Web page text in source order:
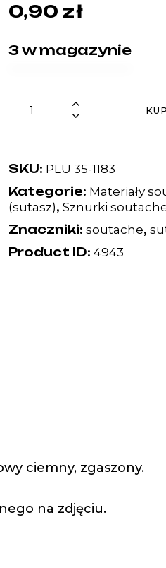
0,90 zł
3 w magazynie
SKU: PLU 35-1183
Kategorie: Materiały
(sutasz), Sznurki
Znaczniki: soutache,
Product ID: 4943
ciemny, zgaszony.
na zdjęciu.